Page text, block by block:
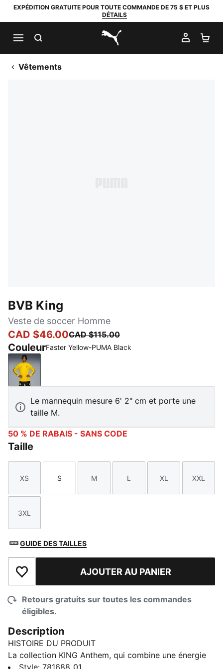
EXPÉDITION GRATUITE POUR TOUTE COMMANDE DE 75 $ ET PLUS
DÉTAILS
PUMA.com
MON
Vêtements
BVB King
Veste de soccer Homme
CAD $46.00CAD $115.00
CouleurFaster Yellow-PUMA Black
Faster Yellow-PUMA Black
Le mannequin mesure 6' 2" cm et porte une
taille M.
50 % DE RABAIS - SANS CODE
Taille
Taille
XS
Taille
S
Taille
M
Taille
L
Taille
XL
Taille
XXL
Taille
3XL
GUIDE DES TAILLES
Ajouter à la liste de souhaits
AJOUTER AU PANIER
Retours gratuits sur toutes les commandes
éligibles.
Description
HISTOIRE DU PRODUIT
La collection KING Anthem, qui combine une énergie
rétro à une touche moderne, est portée par les joueurs
Style: 781688_01